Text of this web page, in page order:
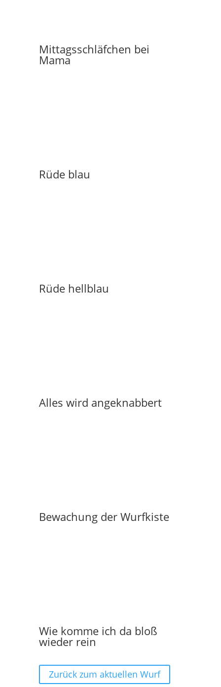
Mittagsschläfchen bei
Mama
Rüde blau
Rüde hellblau
Alles wird angeknabbert
Bewachung der Wurfkiste
Wie komme ich da bloß
wieder rein
Zurück zum aktuellen Wurf